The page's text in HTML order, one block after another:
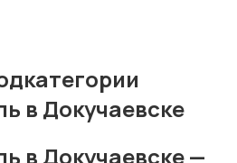
в Докучаевске
в Докучаевске —